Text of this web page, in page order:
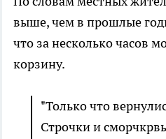
выше, чем в прошлые
что за несколько часов
корзину.
"Только что
Строчки и